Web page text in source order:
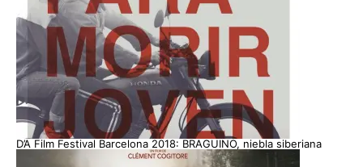
D’A Film Festival Barcelona 2018: BRAGUINO, niebla siberiana